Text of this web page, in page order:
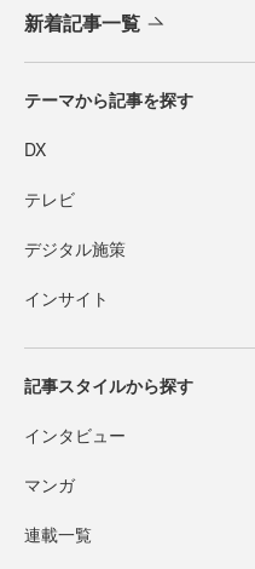
新着記事一覧
テーマから記事を探す
DX
テレビ
デジタル施策
インサイト
記事スタイルから探す
インタビュー
マンガ
連載一覧